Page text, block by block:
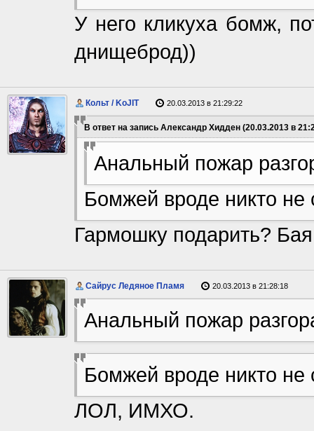
У него кликуха бомж,
днищеброд))
Кольт / KoJIT 20.03.2013 в 21:29:22
В ответ на запись Александр Хидден (20.03.2013 в
Анальный пожар
Бомжей вроде никто
Гармошку подарить?
Сайрус Ледяное Пламя 20.03.2013 в 21:28:18
Анальный пожар
Бомжей вроде никто
ЛОЛ, ИМХО.